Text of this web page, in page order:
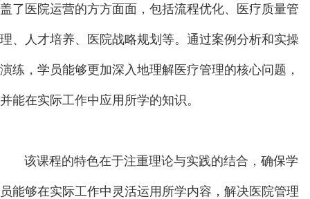
盖了医院运营的方方面面，包括流程优化、医疗质量管
理、人才培养、医院战略规划等。通过案例分析和实操
演练，学员能够更加深入地理解医疗管理的核心问题，
并能在实际工作中应用所学的知识。
该课程的特色在于注重理论与实践的结合，确保学
员能够在实际工作中灵活运用所学内容，解决医院管理